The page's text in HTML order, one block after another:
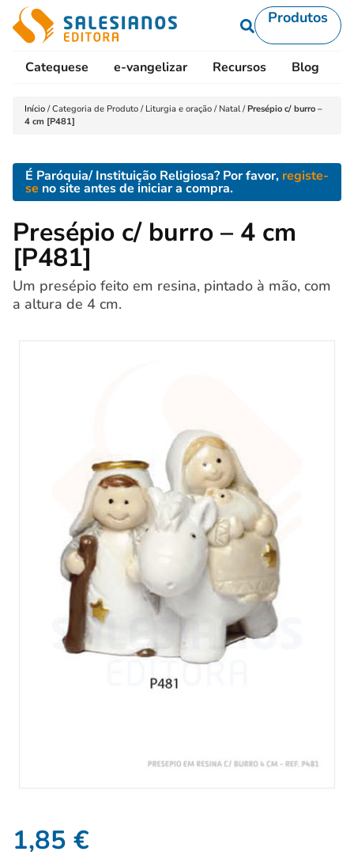
Produtos
Catequese e-vangelizar Recursos Blog
Início /Categoria de Produto / Liturgia e oração / Natal /Presépio c/ burro –
4 cm [P481]
É Paróquia/ Instituição Religiosa? Por favor, registe-
se no site antes de iniciar a compra.
Presépio c/ burro – 4 cm
[P481]
Um presépio feito em resina, pintado à mão, com
a altura de 4 cm.
1,85 €